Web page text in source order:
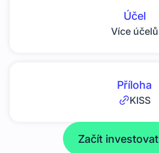
Účel
Více účelů
Příloha
KISS
Začít investovat